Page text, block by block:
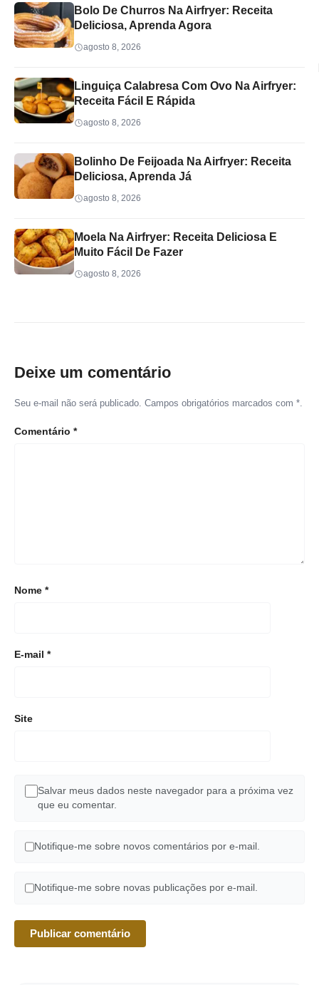
Bolo De Churros Na Airfryer: Receita
Deliciosa, Aprenda Agora
agosto 8, 2026
Linguiça Calabresa Com Ovo Na Airfryer:
Receita Fácil E Rápida
agosto 8, 2026
Bolinho De Feijoada Na Airfryer: Receita
Deliciosa, Aprenda Já
agosto 8, 2026
Moela Na Airfryer: Receita Deliciosa E
Muito Fácil De Fazer
agosto 8, 2026
Deixe um comentário
Seu e-mail não será publicado. Campos obrigatórios marcados com *.
Comentário *
Nome *
E-mail *
Site
Salvar meus dados neste navegador para a próxima vez
que eu comentar.
Notifique-me sobre novos comentários por e-mail.
Notifique-me sobre novas publicações por e-mail.